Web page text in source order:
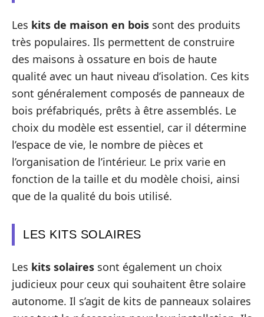
Les kits de maison en bois sont des produits
très populaires. Ils permettent de construire
des maisons à ossature en bois de haute
qualité avec un haut niveau d’isolation. Ces kits
sont généralement composés de panneaux de
bois préfabriqués, prêts à être assemblés. Le
choix du modèle est essentiel, car il détermine
l’espace de vie, le nombre de pièces et
l’organisation de l’intérieur. Le prix varie en
fonction de la taille et du modèle choisi, ainsi
que de la qualité du bois utilisé.
LES KITS SOLAIRES
Les kits solaires sont également un choix
judicieux pour ceux qui souhaitent être solaire
autonome. Il s’agit de kits de panneaux solaires